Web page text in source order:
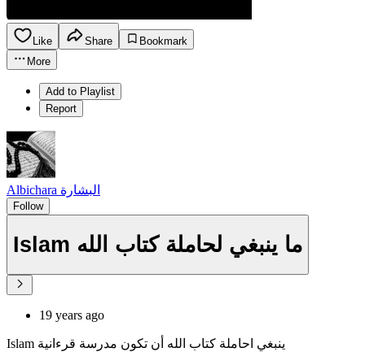
Like Share
Bookmark
More
Add to Playlist
Report
Albichara البشارة
Follow
Islam ما ينبغي لحاملة كتاب الله
19 years ago
Islam ينبغي احاملة كتاب الله أن تكون مدرسة قرءانية